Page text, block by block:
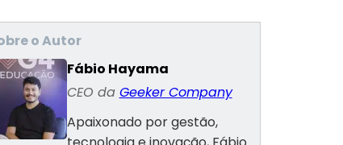
o Autor
Fábio Hayama
CEO da Geeker Company
Apaixonado por gestão,